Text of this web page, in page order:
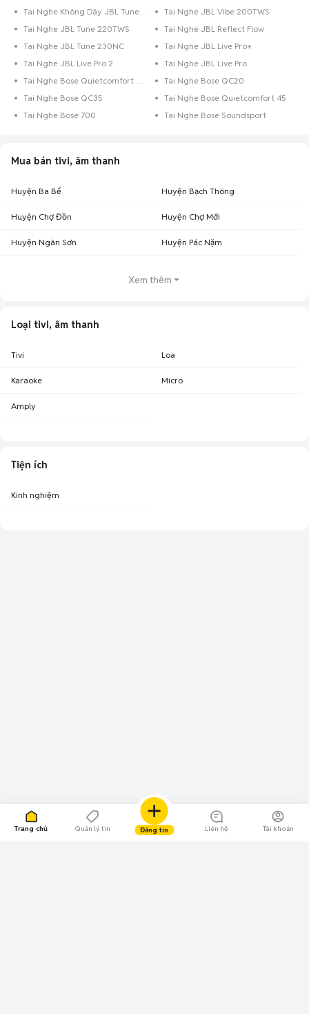
Trang chủ Quản lý tin Đăng tin Liên hệ Tài khoản
Tai Nghe Không Dây JBL Tune 230TWS
Tai Nghe JBL Vibe 200TWS
Tai Nghe JBL Tune 220TWS
Tai Nghe JBL Reflect Flow
Tai Nghe JBL Tune 230NC
Tai Nghe JBL Live Pro+
Tai Nghe JBL Live Pro 2
Tai Nghe JBL Live Pro
Tai Nghe Bose Quietcomfort 35 II
Tai Nghe Bose QC20
Tai Nghe Bose QC35
Tai Nghe Bose Quietcomfort 45
Tai Nghe Bose 700
Tai Nghe Bose Soundsport
Mua bán tivi, âm thanh
Huyện Ba Bể Huyện Bạch Thông
Huyện Chợ Đồn Huyện Chợ Mới
Huyện Ngân Sơn Huyện Pác Nặm
Xem thêm
Loại tivi, âm thanh
Tivi Loa
Karaoke Micro
Amply
Tiện ích
Kinh nghiệm